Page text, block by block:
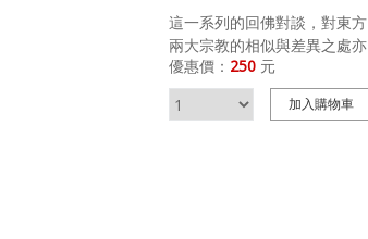
這一系列的回佛對談，對東方
兩大宗教的相似與差異之處亦
得出頗具意義的結論，值得向
讀者引介。佛教與伊斯蘭教共
通倫理原則大致上有：破除階
優惠價： 250 元
加入購物車